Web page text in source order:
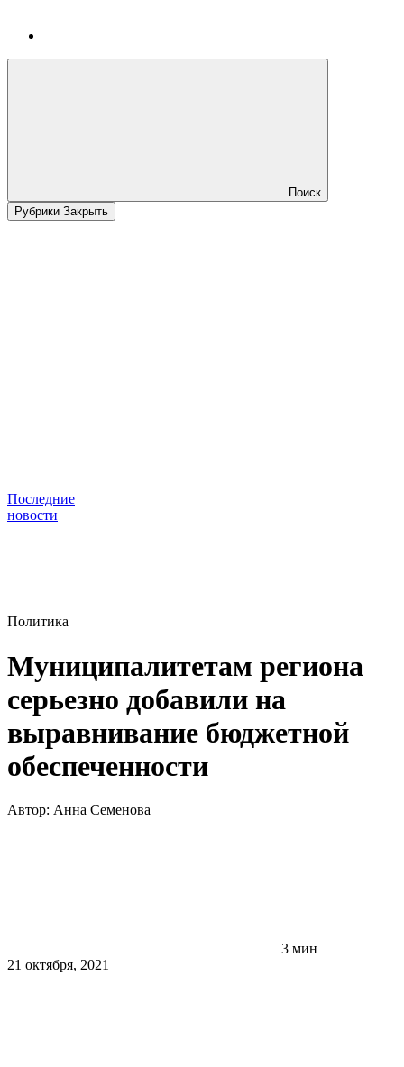
Поиск
Рубрики Закрыть
Последние
новости
Политика
Муниципалитетам региона
серьезно добавили на
выравнивание бюджетной
обеспеченности
Автор: Анна Семенова
3 мин
21 октября, 2021